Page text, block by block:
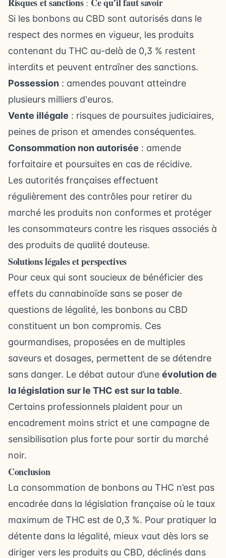
:
Si les bonbons au CBD sont autorisés dans le
respect des normes en vigueur, les produits
contenant du THC au-delà de 0,3 % restent
interdits et peuvent entraîner des sanctions.
Possession : amendes pouvant atteindre
plusieurs milliers d'euros.
Vente illégale : risques de poursuites judiciaires,
peines de prison et amendes conséquentes.
Consommation non autorisée : amende
forfaitaire et poursuites en cas de récidive.
Les autorités françaises effectuent
régulièrement des contrôles pour retirer du
marché les produits non conformes et protéger
les consommateurs contre les risques associés à
des produits de qualité douteuse.
Solutions légales et perspectives
Pour ceux qui sont soucieux de bénéficier des
effets du cannabinoïde sans se poser de
questions de légalité, les bonbons au CBD
constituent un bon compromis. Ces
gourmandises, proposées en de multiples
saveurs et dosages, permettent de se détendre
sans danger. Le débat autour d’une évolution de
la législation sur le THC est sur la table.
Certains professionnels plaident pour un
encadrement moins strict et une campagne de
sensibilisation plus forte pour sortir du marché
noir.
Conclusion
La consommation de bonbons au THC n’est pas
encadrée dans la législation française où le taux
maximum de THC est de 0,3 %. Pour pratiquer la
détente dans la légalité, mieux vaut dès lors se
diriger vers les produits au CBD, déclinés dans